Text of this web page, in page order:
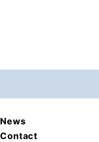
News
Contact